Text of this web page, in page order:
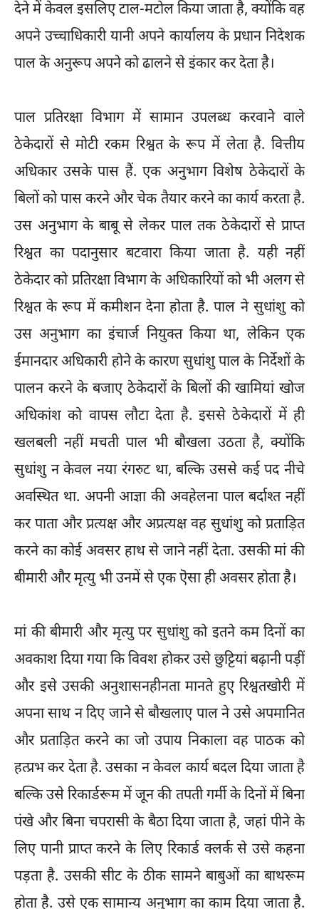
देने में केवल इसलिए टाल-मटोल किया जाता है, क्योंकि वह
अपने उच्चाधिकारी यानी अपने कार्यालय के प्रधान निदेशक
पाल के अनुरूप अपने को ढालने से इंकार कर देता है।
पाल प्रतिरक्षा विभाग में सामान उपलब्ध करवाने वाले
ठेकेदारों से मोटी रकम रिश्वत के रूप में लेता है. वित्तीय
अधिकार उसके पास हैं. एक अनुभाग विशेष ठेकेदारों के
बिलों को पास करने और चेक तैयार करने का कार्य करता है.
उस अनुभाग के बाबू से लेकर पाल तक ठेकेदारों से प्राप्त
रिश्वत का पदानुसार बटवारा किया जाता है. यही नहीं
ठेकेदार को प्रतिरक्षा विभाग के अधिकारियों को भी अलग से
रिश्वत के रूप में कमीशन देना होता है. पाल ने सुधांशु को
उस अनुभाग का इंचार्ज नियुक्त किया था, लेकिन एक
ईमानदार अधिकारी होने के कारण सुधांशु पाल के निर्देशों के
पालन करने के बजाए ठेकेदारों के बिलों की खामियां खोज
अधिकांश को वापस लौटा देता है. इससे ठेकेदारों में ही
खलबली नहीं मचती पाल भी बौखला उठता है, क्योंकि
सुधांशु न केवल नया रंगरुट था, बल्कि उससे कई पद नीचे
अवस्थित था. अपनी आज्ञा की अवहेलना पाल बर्दाश्त नहीं
कर पाता और प्रत्यक्ष और अप्रत्यक्ष वह सुधांशु को प्रताड़ित
करने का कोई अवसर हाथ से जाने नहीं देता. उसकी मां की
बीमारी और मृत्यु भी उनमें से एक ऎसा ही अवसर होता है।
मां की बीमारी और मृत्यु पर सुधांशु को इतने कम दिनों का
अवकाश दिया गया कि विवश होकर उसे छुट्टियां बढ़ानी पड़ीं
और इसे उसकी अनुशासनहीनता मानते हुए रिश्वतखोरी में
अपना साथ न दिए जाने से बौखलाए पाल ने उसे अपमानित
और प्रताड़ित करने का जो उपाय निकाला वह पाठक को
हत्प्रभ कर देता है. उसका न केवल कार्य बदल दिया जाता है
बल्कि उसे रिकार्डरूम में जून की तपती गर्मी के दिनों में बिना
पंखे और बिना चपरासी के बैठा दिया जाता है, जहां पीने के
लिए पानी प्राप्त करने के लिए रिकार्ड क्लर्क से उसे कहना
पड़ता है. उसकी सीट के ठीक सामने बाबुओं का बाथरूम
होता है. उसे एक सामान्य अनुभाग का काम दिया जाता है.